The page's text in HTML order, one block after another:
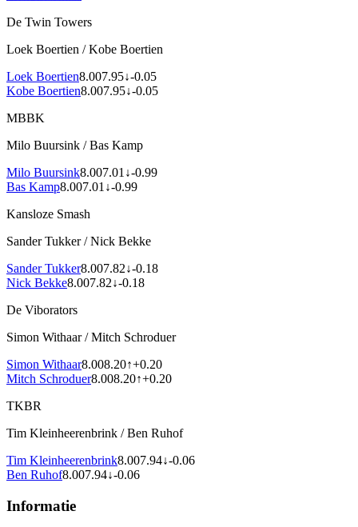
De Twin Towers
Loek Boertien /Kobe Boertien
Loek Boertien8.007.95↓-0.05
Kobe Boertien8.007.95↓-0.05
MBBK
Milo Buursink /Bas Kamp
Milo Buursink8.007.01 ↓-0.99
Bas Kamp8.007.01 ↓-0.99
Kansloze Smash
Sander Tukker/Nick Bekke
Sander Tukker8.007.82↓-0.18
Nick Bekke8.007.82↓-0.18
De Viborators
Simon Withaar/Mitch Schroduer
Simon Withaar8.008.20↑+0.20
Mitch Schroduer8.008.20↑+0.20
TKBR
Tim Kleinheerenbrink /Ben Ruhof
Tim Kleinheerenbrink8.007.94↓-0.06
Ben Ruhof8.007.94↓-0.06
Informatie